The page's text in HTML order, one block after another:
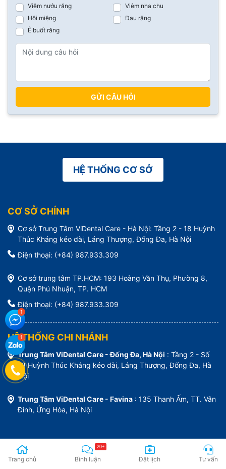
Viêm nướu răng
Viêm nha chu
Hôi miệng
Đau răng
Ê buốt răng
GỬI CÂU HỎI
HỆ THỐNG CƠ SỞ
CƠ SỞ CHÍNH
Cơ sở Trung Tâm ViDental Care - Hà Nội: Tầng 2 - 18 Huỳnh
Thúc Kháng kéo dài, Láng Thượng, Đống Đa, Hà Nội
Điện thoại: (+84) 987.933.309
Cơ sở trung tâm TP.HCM: 193 Hoàng Văn Thụ, Phường 8,
Quận Phú Nhuận, TP. HCM
Điện thoại: (+84) 987.933.309
HỆ THỐNG CHI NHÁNH
Trung Tâm ViDental Care - Đống Đa, Hà Nội : Tầng 2 - Số
18 Huỳnh Thúc Kháng kéo dài, Láng Thượng, Đống Đa, Hà
Nội
Trung Tâm ViDental Care - Favina : 135 Thanh Ấm, TT. Vân
Đình, Ứng Hòa, Hà Nội
Trang chủ Bình luận
20+
Đặt lịch Tư vấn